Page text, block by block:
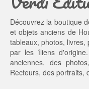
Découvrez la boutique
et objets anciens de
tableaux, photos,
par les îliens
anciennes, desphotos
Recteurs, des portraits,